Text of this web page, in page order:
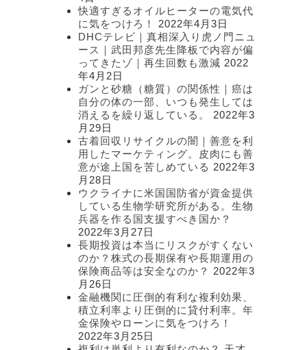
快適すぎるオイルヒーターの電気代
に気をつけろ！
2022年4月3日
DHCテレビ｜真相深入り虎ノ門ニュ
ース｜武田邦彦先生降板で内容が偏
ってきたゾ｜再生回数も激減 2022
年4月2日
ガンと砂糖（糖質）の関係性｜癌は
自分の体の一部、いつも発生しては
消えるを繰り返している。
2022年3
月29日
古着回収リサイクルの闇｜善意を利
用したマーケティング。皮肉にも善
意が途上国を苦しめている 2022年3
月28日
ウクライナに米国国防省が資金提供
している生物学研究所がある。生物
兵器を作る国支援すべき国か？
2022年3月27日
長期投資は本当にリスクがすくない
のか？株式の長期保有や長期運用の
保険商品等は安全なのか？
2022年3
月26日
金融機関に圧倒的有利な複利効果、
積立利率より圧倒的に貸付利率。年
金保険やローンに気をつけろ！
2022年3月25日